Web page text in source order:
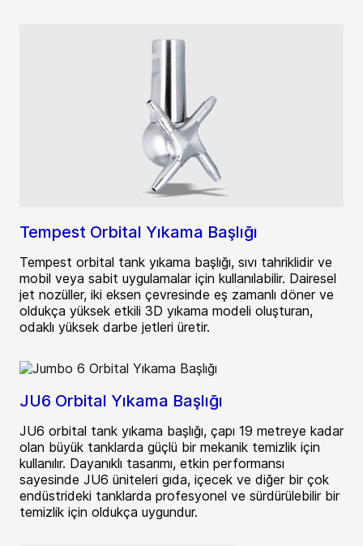
Tempest Orbital Yıkama Başlığı
Tempest orbital tank yıkama başlığı, sıvı tahriklidir ve
mobil veya sabit uygulamalar için kullanılabilir. Dairesel
jet nozüller, iki eksen çevresinde eş zamanlı döner ve
oldukça yüksek etkili 3D yıkama modeli oluşturan,
odaklı yüksek darbe jetleri üretir.
JU6 Orbital Yıkama Başlığı
JU6 orbital tank yıkama başlığı, çapı 19 metreye kadar
olan büyük tanklarda güçlü bir mekanik temizlik için
kullanılır. Dayanıklı tasarımı, etkin performansı
sayesinde JU6 üniteleri gıda, içecek ve diğer bir çok
endüstrideki tanklarda profesyonel ve sürdürülebilir bir
temizlik için oldukça uygundur.